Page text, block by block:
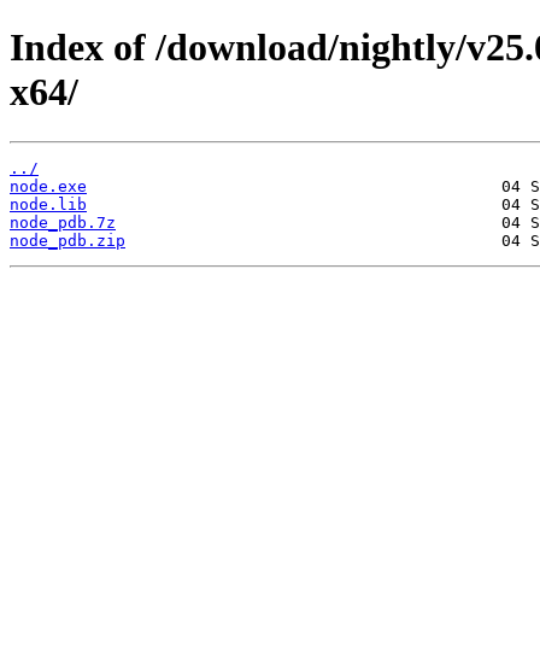
Index of /download/nightly/
x64/
../
node.exe
node.lib
node_pdb.7z
node_pdb.zip